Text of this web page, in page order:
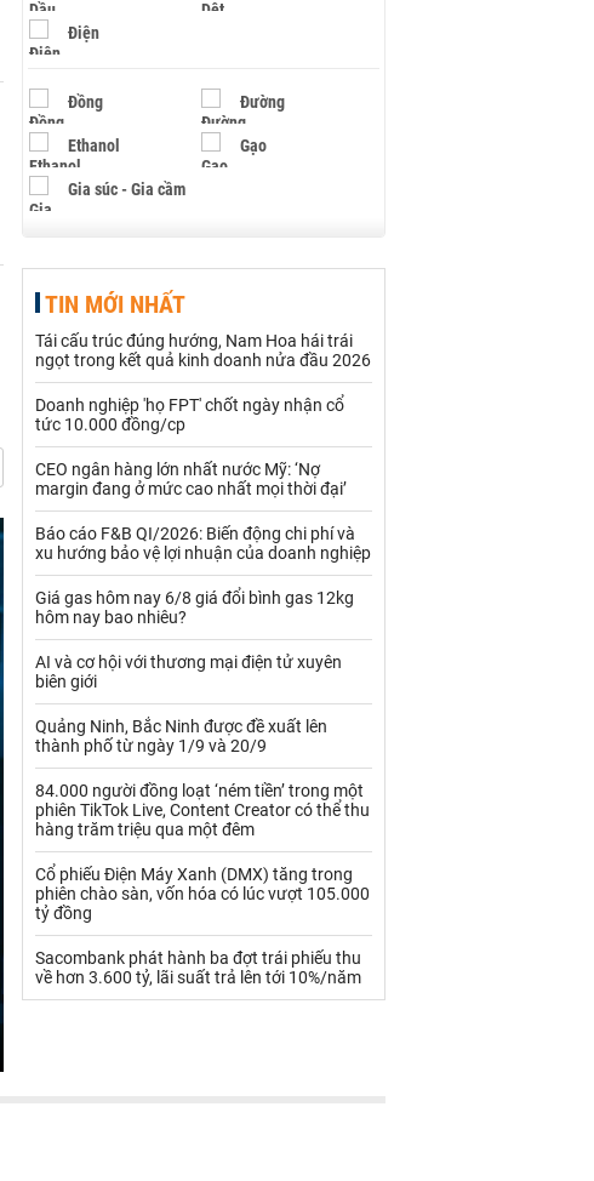
Điện
Đồng Đường
Ethanol Gạo
Gia súc - Gia cầm
Hạt điều
Khí đốt
Kim loại khác Mắc ca
Muối Ngũ cốc
Nhựa - Hạt nhựa
Palladium Phân bón
Rau - Củ -Quả
Sữa
Than Thức ăn chăn nuôi
Thủy hải sản khác Tôm
Vàng
VLXD khác Xăng dầu
Xi măng - Clynker
TIN MỚI NHẤT
Tái cấu trúc đúng hướng, Nam Hoa hái trái
ngọt trong kết quả kinh doanh nửa đầu 2026
Doanh nghiệp 'họ FPT' chốt ngày nhận cổ
tức 10.000 đồng/cp
CEO ngân hàng lớn nhất nước Mỹ: ‘Nợ
margin đang ở mức cao nhất mọi thời đại’
Báo cáo F&B QI/2026: Biến động chi phí và
xu hướng bảo vệ lợi nhuận của doanh nghiệp
Giá gas hôm nay 6/8 giá đổi bình gas 12kg
hôm nay bao nhiêu?
AI và cơ hội với thương mại điện tử xuyên
biên giới
Quảng Ninh, Bắc Ninh được đề xuất lên
thành phố từ ngày 1/9 và 20/9
84.000 người đồng loạt ‘ném tiền’ trong một
phiên TikTok Live, Content Creator có thể thu
hàng trăm triệu qua một đêm
Cổ phiếu Điện Máy Xanh (DMX) tăng trong
phiên chào sàn, vốn hóa có lúc vượt 105.000
tỷ đồng
Sacombank phát hành ba đợt trái phiếu thu
về hơn 3.600 tỷ, lãi suất trả lên tới 10%/năm